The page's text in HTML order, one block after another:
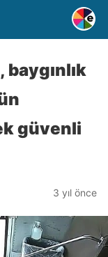
güvenli
3 yıl önce